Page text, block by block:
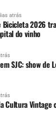
atrás
Bicicleta 2026
do vinho
SJC: show de
Cultura Vintage